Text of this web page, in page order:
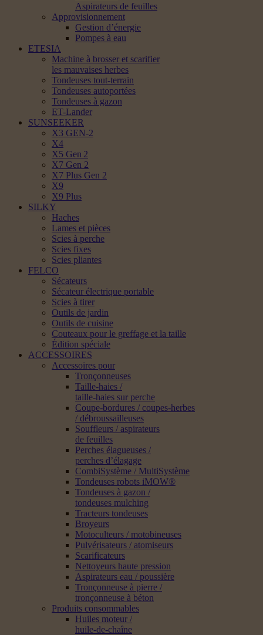
Aspirateurs de feuilles
Approvisionnement
Gestion d’énergie
Pompes à eau
ETESIA
Machine à brosser et scarifier
les mauvaises herbes
Tondeuses tout-terrain
Tondeuses autoportées
Tondeuses à gazon
ET-Lander
SUNSEEKER
X3 GEN-2
X4
X5 Gen 2
X7 Gen 2
X7 Plus Gen 2
X9
X9 Plus
SILKY
Haches
Lames et pièces
Scies à perche
Scies fixes
Scies pliantes
FELCO
Sécateurs
Sécateur électrique portable
Scies à tirer
Outils de jardin
Outils de cuisine
Couteaux pour le greffage et la taille
Édition spéciale
ACCESSOIRES
Accessoires pour
Tronçonneuses
Taille-haies /
taille-haies sur perche
Coupe-bordures / coupes-herbes
/ débroussailleuses
Souffleurs / aspirateurs
de feuilles
Perches élagueuses /
perches d’élagage
CombiSystème / MultiSystème
Tondeuses robots iMOW®
Tondeuses à gazon /
tondeuses mulching
Tracteurs tondeuses
Broyeurs
Motoculteurs / motobineuses
Pulvérisateurs / atomiseurs
Scarificateurs
Nettoyeurs haute pression
Aspirateurs eau / poussière
Tronçonneuse à pierre /
tronçonneuse à béton
Produits consommables
Huiles moteur /
huile-de-chaîne